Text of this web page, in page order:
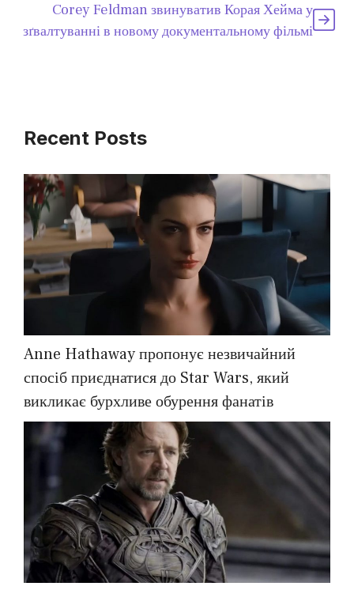
Corey Feldman звинуватив Корая Хейма у
зґвалтуванні в новому документальному фільмі
Recent Posts
Anne Hathaway пропонує незвичайний
спосіб приєднатися до Star Wars, який
викликає бурхливе обурення фанатів